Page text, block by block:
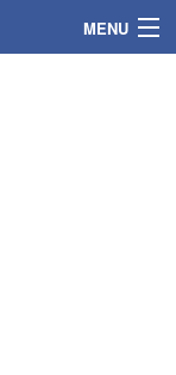
MENU